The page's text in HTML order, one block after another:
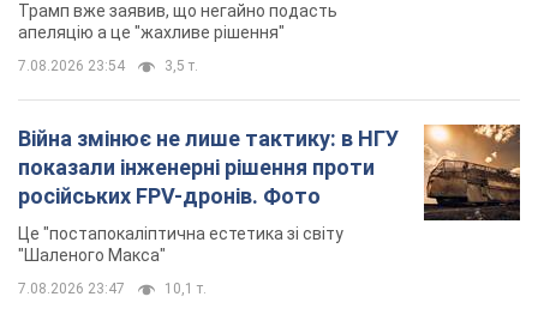
Трамп вже заявив, що негайно подасть
апеляцію а це "жахливе рішення"
7.08.2026 23:54 3,5 т.
Війна змінює не лише тактику: в НГУ
показали інженерні рішення проти
російських FPV-дронів. Фото
Це "постапокаліптична естетика зі світу
"Шаленого Макса"
7.08.2026 23:47 10,1 т.